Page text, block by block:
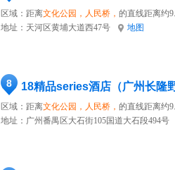
区域：距离文化公园，人民桥， 的直线距离约
地址： 天河区黄埔大道西47号 地图
8
区域：距离文化公园，人民桥， 的直线距离约
地址： 广州番禺区大石街105国道大石段494号